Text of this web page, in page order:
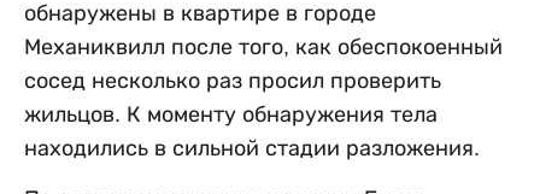
обнаружены в квартире в городе
Механиквилл после того, как обеспокоенный
сосед несколько раз просил проверить
жильцов. К моменту обнаружения тела
находились в сильной стадии разложения.